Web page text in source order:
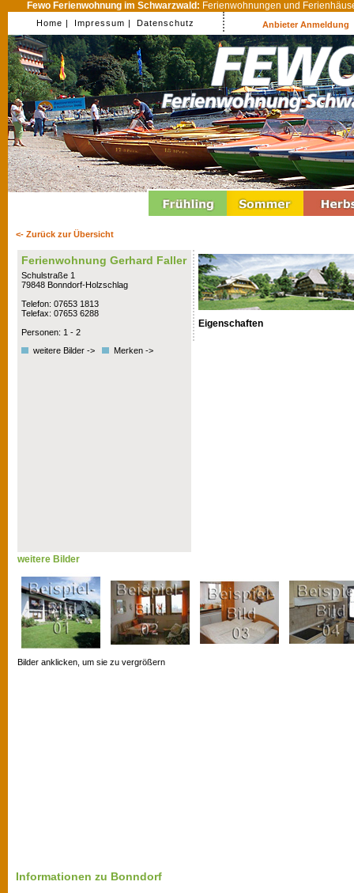
Fewo Ferienwohnung im Schwarzwald: Ferienwohnungen und
Home | Impressum | Datenschutz Anbieter Anmeldung
<- Zurück zur Übersicht
Ferienwohnung Gerhard Faller
Schulstraße 1
79848 Bonndorf-Holzschlag
Telefon: 07653 1813
Telefax: 07653 6288
Personen: 1 - 2
weitere Bilder ->
Merken ->
Eigenschaften
weitere Bilder
Bilder anklicken, um sie zu vergrößern
Informationen zu Bonndorf